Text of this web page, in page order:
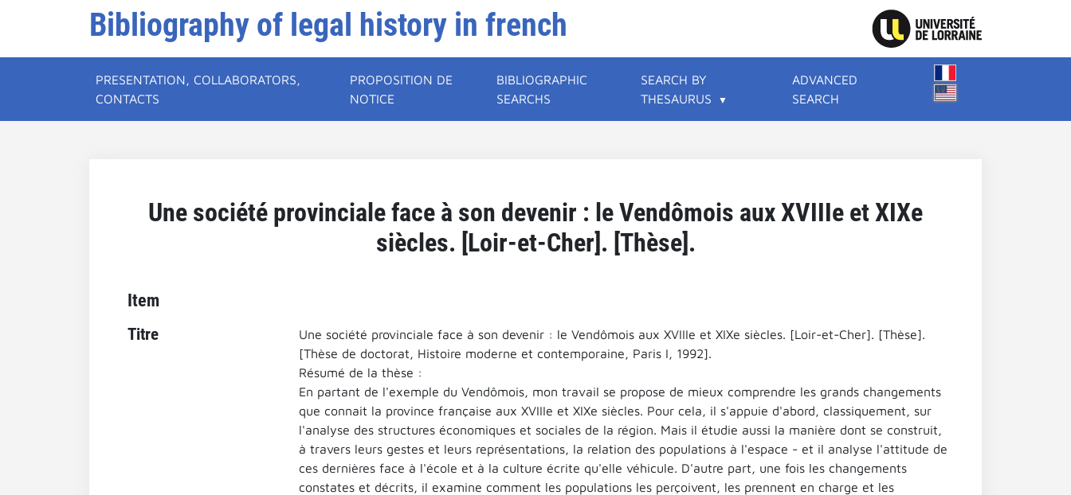
Bibliography of legal history in french
PRESENTATION, COLLABORATORS,
CONTACTS
PROPOSITION DE
NOTICE
BIBLIOGRAPHIC
SEARCHS
SEARCH BY
THESAURUS
ADVANCED
SEARCH
Une société provinciale face à son devenir : le Vendômois aux XVIIIe et XIXe
siècles. [Loir-et-Cher]. [Thèse].
Item
Titre
Une société provinciale face à son devenir : le Vendômois aux XVIIIe et XIXe siècles. [Loir-et-Cher]. [Thèse].
[Thèse de doctorat, Histoire moderne et contemporaine, Paris I, 1992].
Résumé de la thèse :
En partant de l'exemple du Vendômois, mon travail se propose de mieux comprendre les grands changements
que connait la province française aux XVIIIe et XIXe siècles. Pour cela, il s'appuie d'abord, classiquement, sur
l'analyse des structures économiques et sociales de la région. Mais il étudie aussi la manière dont se construit,
à travers leurs gestes et leurs représentations, la relation des populations à l'espace - et il analyse l'attitude de
ces dernières face à l'école et à la culture écrite qu'elle véhicule. D'autre part, une fois les changements
constates et décrits, il examine comment les populations les perçoivent, les prennent en charge et les